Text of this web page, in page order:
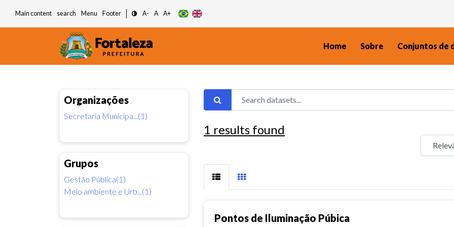
Main content search Menu Footer A- A A+
Home Sobre Conjuntos de
Organizações
Secretaria Municipa...(1)
Grupos
Gestão Pública(1)
Meio ambiente e Urb...(1)
1 results found
Pontos de Iluminação Púbica